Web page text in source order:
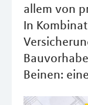
allem von
In
Beinen: